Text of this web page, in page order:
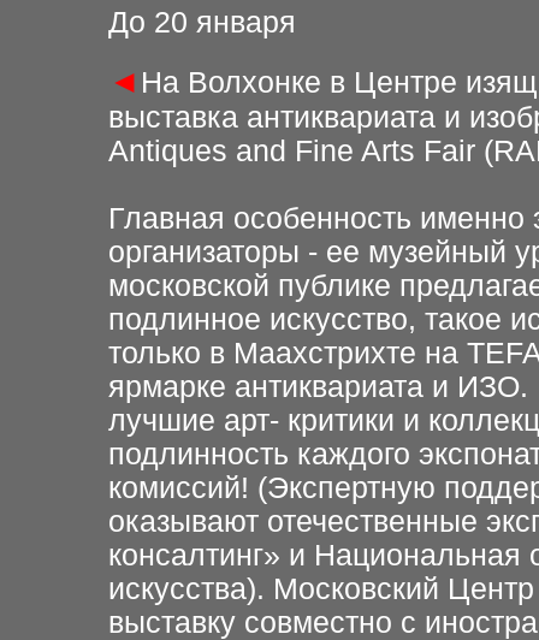
До 20 января
◄ На Волхонке в Центре
выставка антиквариата и
Antiques and Fine Arts Fair
Главная особенность именно
организаторы - ее музейный
московской публике
подлинное искусство, такое
только в Маахстрихте на
ярмарке антиквариата и
лучшие арт- критики и
подлинность каждого
комиссий! (Экспертную
оказывают отечественные
консалтинг» и Национальная
искусства). Московский
выставку совместно с